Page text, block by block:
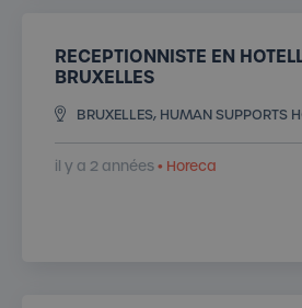
RECEPTIONNISTE EN
BRUXELLES
BRUXELLES, HUMAN SUPPORTS
il y a 2 années• Horeca